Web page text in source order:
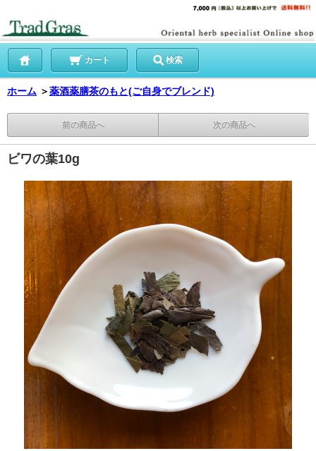
カート 検索
ホーム ＞薬酒薬膳茶のもと(ご自身でブレンド)
前の商品へ 次の商品へ
ビワの葉10g